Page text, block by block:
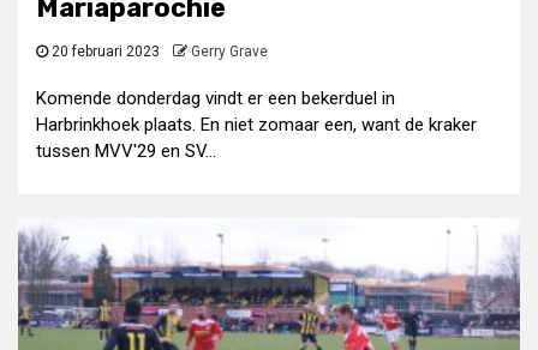
Mariaparochie
20 februari 2023 Gerry Grave
Komende donderdag vindt er een bekerduel in
Harbrinkhoek plaats. En niet zomaar een, want de kraker
tussen MVV'29 en SV...